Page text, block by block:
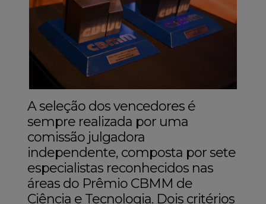
A seleção dos vencedores é
sempre realizada por uma
comissão julgadora
independente, composta por sete
especialistas reconhecidos nas
áreas do Prêmio CBMM de
Ciência e Tecnologia. Dois critérios